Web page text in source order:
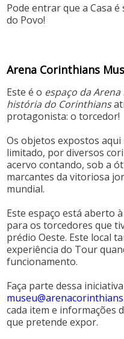
Pode entrar que a Casa é
do Povo!
Arena Corinthians
Este é o espaço da
história do Corinthians
protagonista: o torcedor!
Os objetos expostos
limitado, por diversos
acervo contando, sob a
marcantes da vitoriosa
mundial.
Este espaço está aberto
para os torcedores que
prédio Oeste. Este local
experiência do Tour
funcionamento.
Faça parte dessa
cada item e informações
que pretende expor.